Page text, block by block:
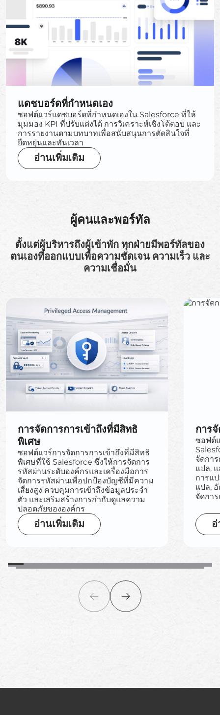
แดชบอร์ดที่กำหนดเอง
ซอฟต์แวร์แดชบอร์ดที่กำหนดเองใน Salesforce ที่ให้
มุมมอง KPI ที่ปรับแต่งได้ การวิเคราะห์เชิงโต้ตอบ และ
การรายงานตามบทบาทเพื่อสนับสนุนการตัดสินใจที่
ยืดหยุ่นและทันเวลา
อ่านเพิ่มเติม
ผู้คนและพอร์ทัล
ตั้งแต่ผู้บริหารถึงผู้เข้าพัก ทุกฝ่ายมีพอร์ทัลของ
ตนเองที่ออกแบบเพื่อความชัดเจน ความเร็ว และ
ความเชื่อมั่น
การจัดการการเข้าถึงที่มีสิทธิ
พิเศษ
ซอฟต์แวร์การจัดการการเข้าถึงที่มีสิทธิ
พิเศษที่ใช้ Salesforce ซึ่งให้การจัดการ
รหัสผ่านระดับองค์กรและเครื่องมือการ
จัดการรหัสผ่านเพื่อปกป้องบัญชีที่มีความ
เสี่ยงสูง ควบคุมการเข้าถึงข้อมูลประจำ
ตัว และเสริมสร้างการกำกับดูแลความ
ปลอดภัยขององค์กร
อ่านเพิ่มเติม
การ
ซอฟต์
จัดกา
แปล,
การแ
แปล,
จัดกา